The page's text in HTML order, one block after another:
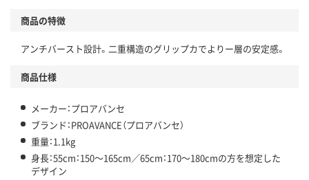
商品の特徴
アンチバースト設計。二重構造のグリップカでよりー層の安定感。
商品仕様
メーカー：プロアバンセ
ブランド：PROAVANCE（プロアバンセ）
重量：1.1kg
身長：55cm：150～165cm／65cm：170～180cmの方を想定した
デザイン